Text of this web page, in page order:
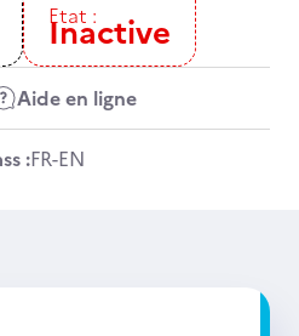
Etat :
Inactive
Aide en ligne
:FR-EN